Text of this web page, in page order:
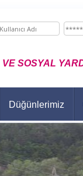
SOSYAL
Düğünlerimiz